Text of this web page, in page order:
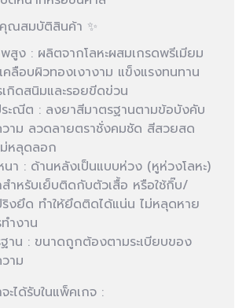
คุณสมบัติสินค้า ✨
ง : ผลิตจากโลหะผสมเกรดพรีเมียม
คลือบผิวทองเงางาม แข็งแรงทนทาน
กิดสนิมและรอยขีดข่วน
ะณีต : ลงยาสีมาตรฐานตามข้อบังคับ
าม ลวดลายตราชั่งคมชัด สีสวยสด
หลุดลอก
า : ด้านหลังเป็นแบบห่วง (หูห่วงโลหะ)
ำหรับเย็บติดกับตัวเสื้อ หรือใช้กิ๊บ/
งยึด ทำให้ยึดติดได้แน่น ไม่หลุดหาย
ำงาน
าน : ขนาดถูกต้องตามระเบียบของ
าม
ได้รับในแพ็คเกจ :